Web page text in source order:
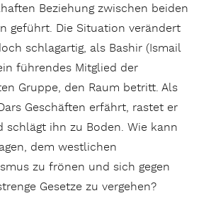
Beziehung zwischen beiden
geführt. Die Situation verändert
schlagartig, als Bashir (Ismail
führendes Mitglied der
Gruppe, den Raum betritt. Als
Geschäften erfährt, rastet er
schlägt ihn zu Boden. Wie kann
dem westlichen
zu frönen und sich gegen
Gesetze zu vergehen?